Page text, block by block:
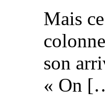
Mais
son
« On